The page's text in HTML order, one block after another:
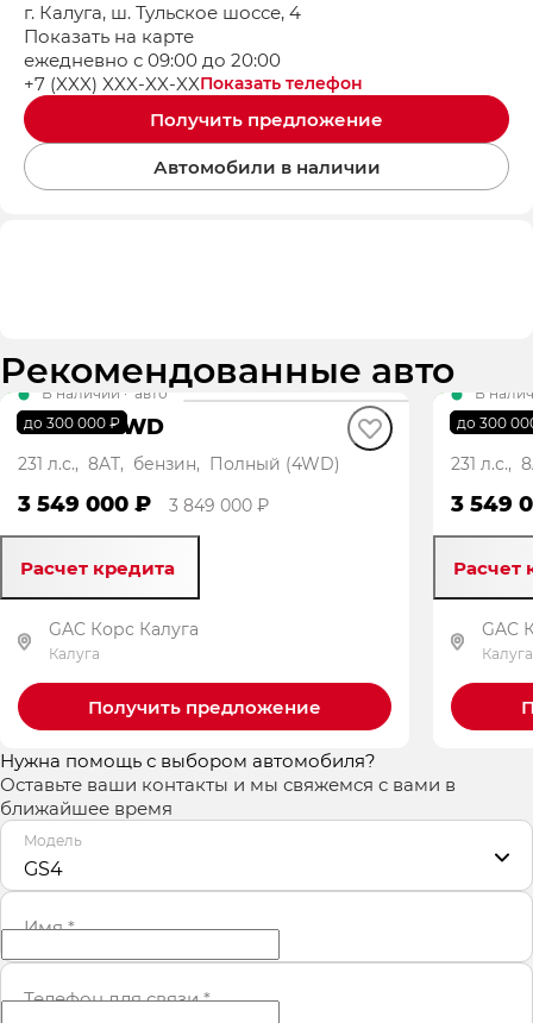
г. Калуга, ш. Тульское шоссе, 4
Показать на карте
ежедневно с 09:00 до 20:00
Показать телефон
+7 (XXX) XXX-XX-XX
Получить предложение
Автомобили в наличии
Рекомендованные авто
до 300 000 ₽
В наличии · авто
GS4 GL AWD
231 л.с., 8AT, бензин, Полный (4WD)
3 549 000 ₽ 3 849 000 ₽
Расчет кредита
GAC Корс Калуга
Калуга
Получить предложение
до 300
В
GS4
231 л.с.,
3 549
Расчет
GAC
Калуга
Нужна помощь с выбором автомобиля?
Оставьте ваши контакты и мы свяжемся с вами в
ближайшее время
Модель
GS4
Имя*
Телефон для связи*